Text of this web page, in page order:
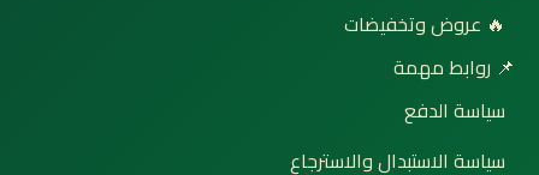
🔥 عروض وتخفيضات
📌 روابط مهمة
سياسة الدفع
سياسة الاستبدال والاسترجاع